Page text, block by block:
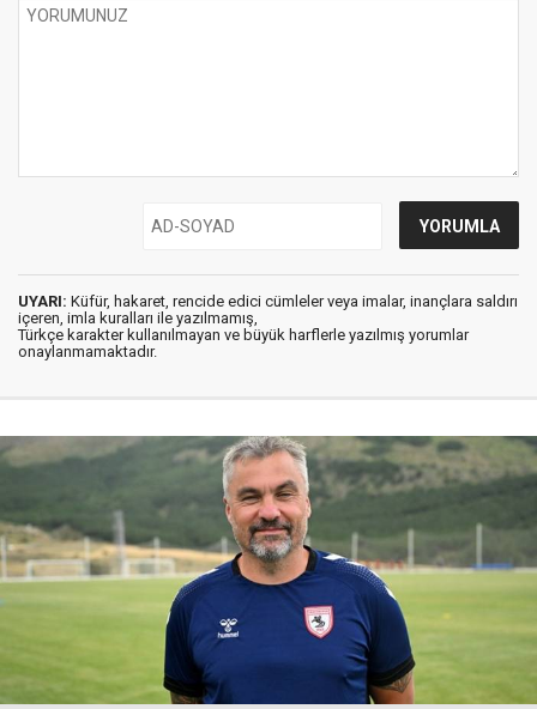
UYARI: Küfür, hakaret, rencide edici cümleler veya imalar, inançlara saldırı
içeren, imla kuralları ile yazılmamış,
Türkçe karakter kullanılmayan ve büyük harflerle yazılmış yorumlar
onaylanmamaktadır.